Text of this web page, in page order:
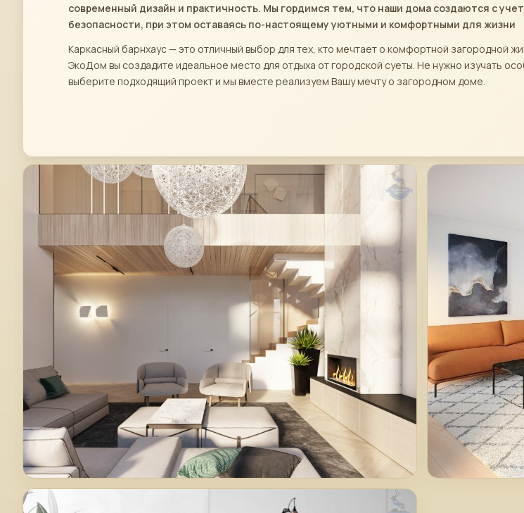
современный дизайн и практичность. Мы гордимся тем, что наши дома создаются с
безопасности, при этом оставаясь по-настоящему уютными и комфортными для жизни
Каркасный барнхаус — это отличный выбор для тех, кто мечтает о комфортной загородной
ЭкоДом вы создадите идеальное место для отдыха от городской суеты. Не нужно изучать
выберите подходящий проект и мы вместе реализуем Вашу мечту о загородном доме.